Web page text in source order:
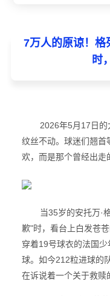
7万人的原谅！格
时
2026年5月17日的
纹丝不动。球迷们翘首
欢，而是那个曾经出走
当35岁的安托万·格
歉"时，看台上白发苍
穿着19号球衣的法国
球。如今212粒进球的
在诉说着一个关于救赎